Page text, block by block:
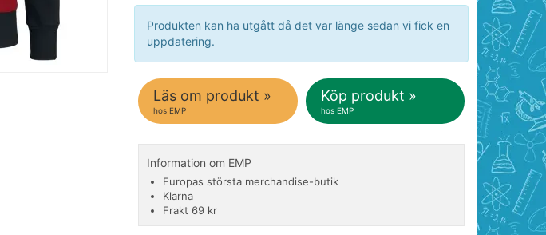
Produkten kan ha utgått då det var länge sedan vi fick en
uppdatering.
Läs om produkt »
hos EMP
Köp produkt »
hos EMP
Information om EMP
Europas största merchandise-butik
Klarna
Frakt 69 kr